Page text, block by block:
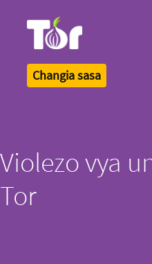
Changia sasa
Violezo vya
Tor